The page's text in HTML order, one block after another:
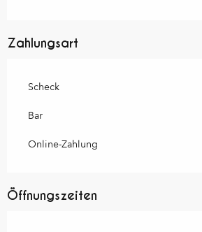
Zahlungsart
Scheck
Bar
Online-Zahlung
Öffnungszeiten